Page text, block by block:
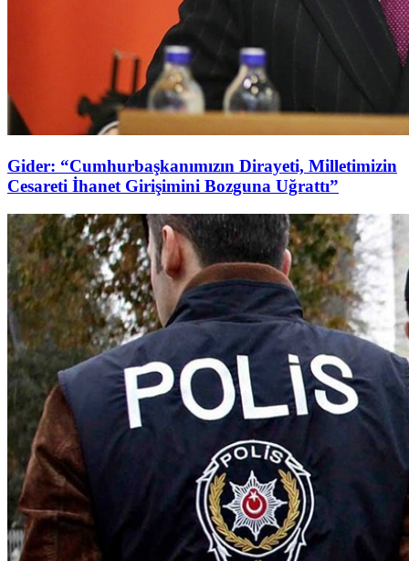
Gider: “Cumhurbaşkanımızın Dirayeti, Milletimizin
Cesareti İhanet Girişimini Bozguna Uğrattı”